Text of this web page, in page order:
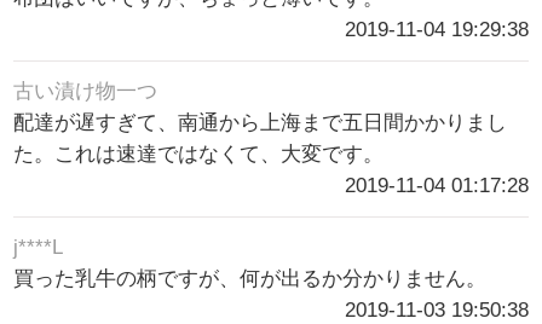
2019-11-04 19:29:38
古い漬け物一つ
配達が遅すぎて、南通から上海まで五日間かかりまし
た。これは速達ではなくて、大変です。
2019-11-04 01:17:28
j****L
買った乳牛の柄ですが、何が出るか分かりません。
2019-11-03 19:50:38